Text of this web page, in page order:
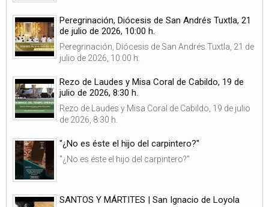
Peregrinación, Diócesis de San Andrés Tuxtla, 21
de julio de 2026, 10:00 h.
Peregrinación, Diócesis de San Andrés Tuxtla, 21 de
julio de 2026, 10:00 h.
Rezo de Laudes y Misa Coral de Cabildo, 19 de
julio de 2026, 8:30 h.
Rezo de Laudes y Misa Coral de Cabildo, 19 de julio
de 2026, 8:30 h.
"¿No es éste el hijo del carpintero?"
"¿No es éste el hijo del carpintero?"
SANTOS Y MÁRTITES | San Ignacio de Loyola